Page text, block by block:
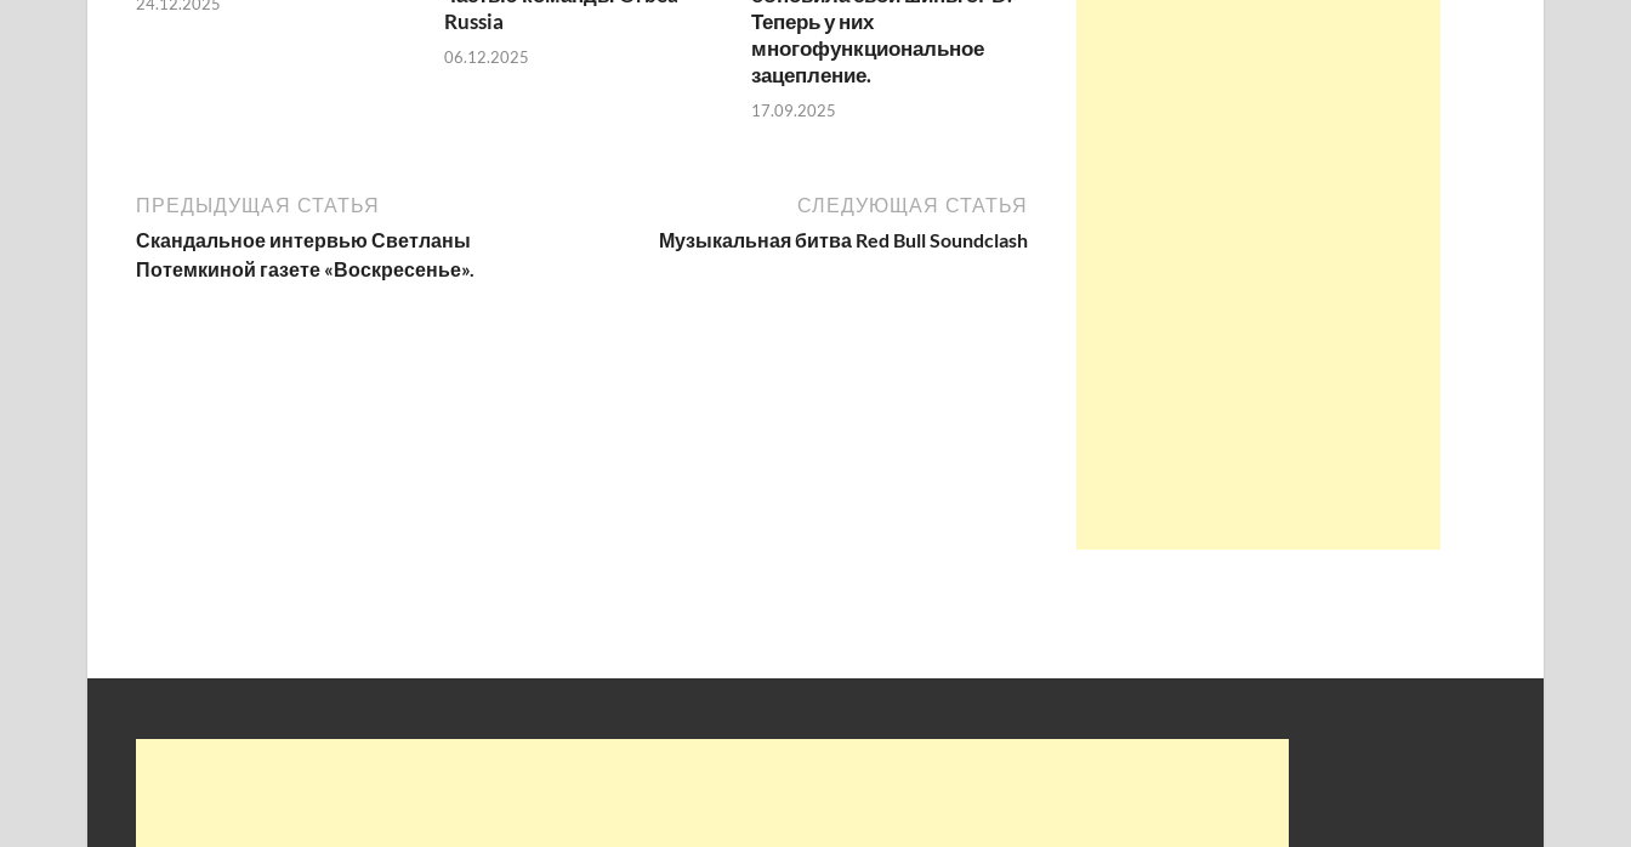
Russia
06.12.2025
Теперь у них
многофункциональное
зацепление.
17.09.2025
ПРЕДЫДУЩАЯ СТАТЬЯ
Скандальное интервью Светланы
Потемкиной газете «Воскресенье».
СЛЕДУЮЩАЯ СТАТЬЯ
Музыкальная битва Red Bull Soundclash